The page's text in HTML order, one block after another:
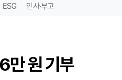
ESG 인사·부고
만 원 기부